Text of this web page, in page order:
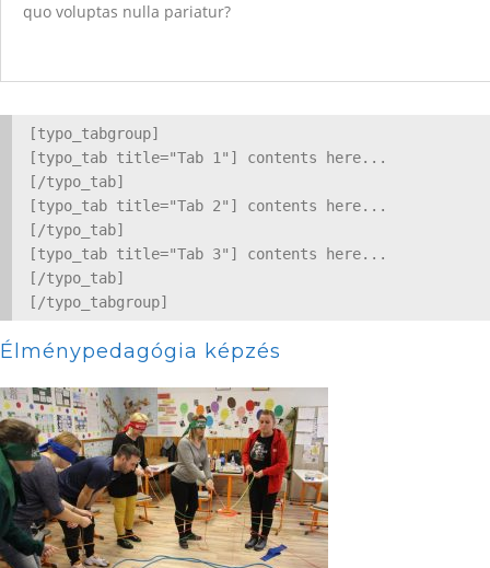
quo voluptas nulla pariatur?
[typo_tabgroup]
[typo_tab title="Tab 1"] contents here...
[/typo_tab]
[typo_tab title="Tab 2"] contents here...
[/typo_tab]
[typo_tab title="Tab 3"] contents here...
[/typo_tab]
Élménypedagógia képzés